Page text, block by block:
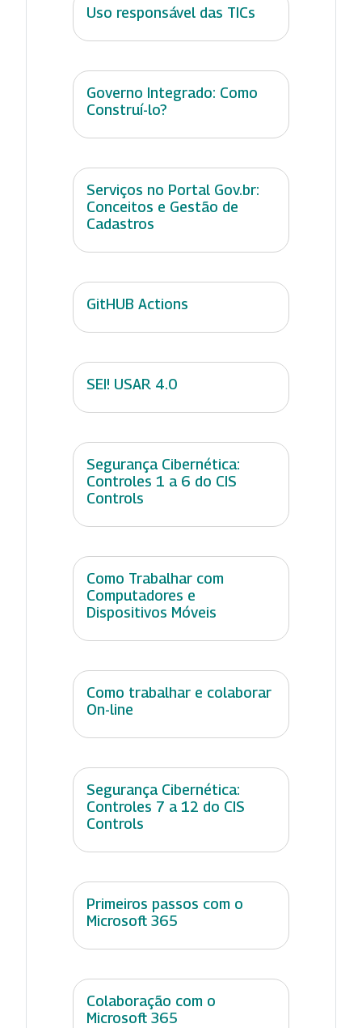
Uso responsável das TICs
Governo Integrado: Como
Construí-lo?
Serviços no Portal Gov.br:
Conceitos e Gestão de
Cadastros
GitHUB Actions
SEI! USAR 4.0
Segurança Cibernética:
Controles 1 a 6 do CIS
Controls
Como Trabalhar com
Computadores e
Dispositivos Móveis
Como trabalhar e colaborar
On-line
Segurança Cibernética:
Controles 7 a 12 do CIS
Controls
Primeiros passos com o
Microsoft 365
Colaboração com o
Microsoft 365